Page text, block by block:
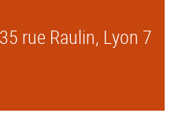
rue Raulin, Lyon 7